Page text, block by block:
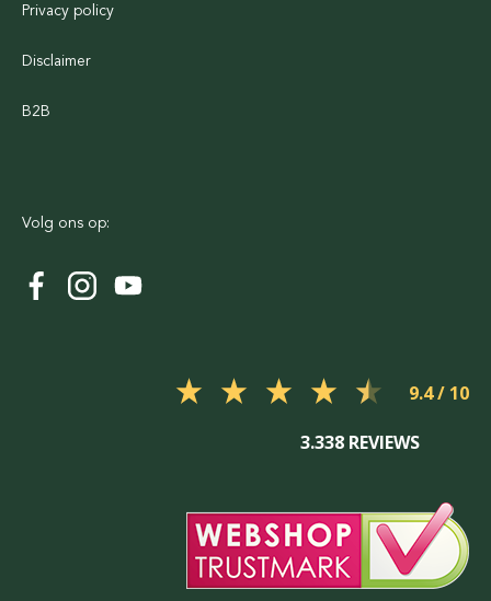
Privacy policy
Disclaimer
B2B
Volg ons op:
9.4
3.338 REVIEWS